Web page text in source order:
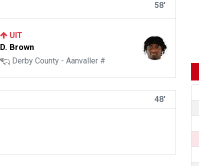
58'
UIT
D. Brown
Derby County - Aanvaller #
48'